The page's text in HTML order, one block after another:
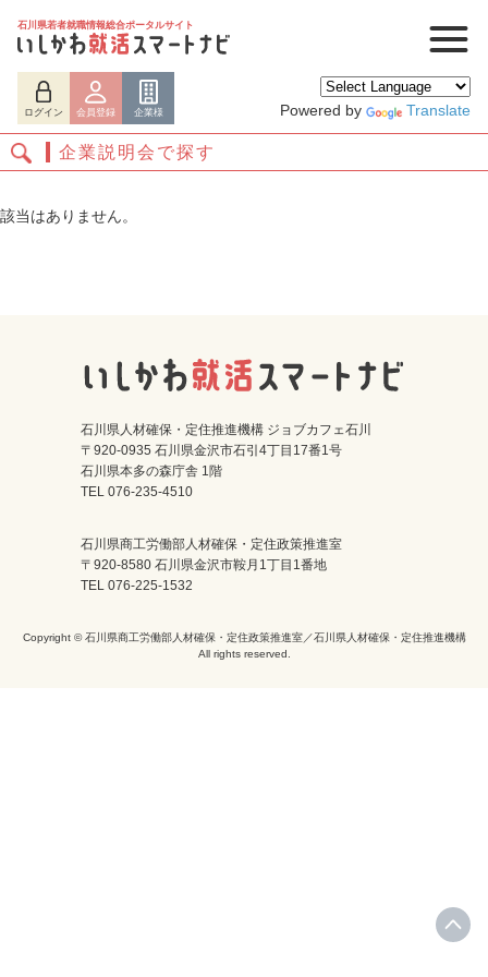
石川県若者就職情報総合ポータルサイト
ログイン 会員登録 企業様 Powered by Translate
ログイン 会員登録
企業説明会で探す
該当はありません。
石川県人材確保・定住推進機構 ジョブカフェ石川
〒920-0935 石川県金沢市石引4丁目17番1号
石川県本多の森庁舎 1階
TEL 076-235-4510
石川県商工労働部人材確保・定住政策推進室
〒920-8580 石川県金沢市鞍月1丁目1番地
TEL 076-225-1532
Copyright © 石川県商工労働部人材確保・定住政策推進室／石川県人材確保・定住推進機構
All rights reserved.